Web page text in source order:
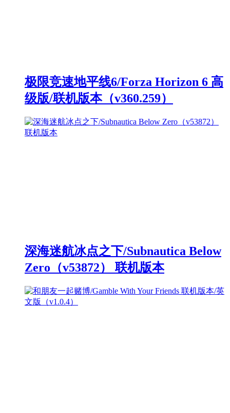
极限竞速地平线6/Forza Horizon 6 高
级版/联机版本（v360.259）
深海迷航冰点之下/Subnautica Below
Zero（v53872） 联机版本